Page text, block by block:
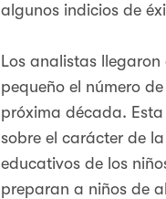
algunos indicios de
Los analistas
pequeño el número
próxima década.
sobre el carácter de
educativos de los
preparan a niños de